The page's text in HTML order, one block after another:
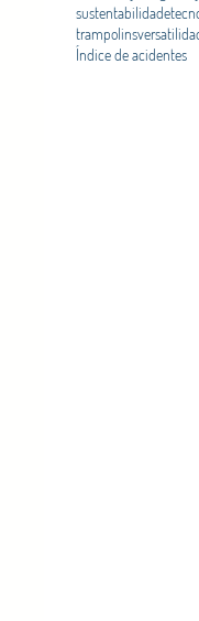
sustentabilidade
trampolins
Índice de acidentes